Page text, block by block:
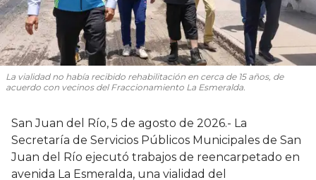
La vialidad no había recibido rehabilitación en cerca de 15 años, de
acuerdo con vecinos del Fraccionamiento La Esmeralda.
San Juan del Río, 5 de agosto de 2026.- La
Secretaría de Servicios Públicos Municipales de San
Juan del Río ejecutó trabajos de reencarpetado en
avenida La Esmeralda, una vialidad del